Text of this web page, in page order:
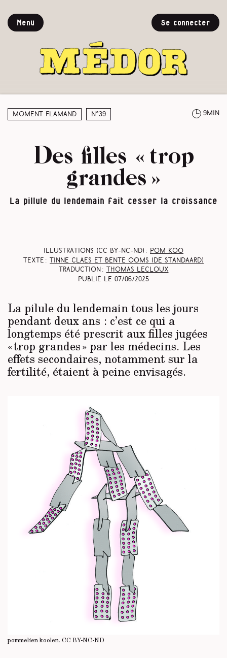
Menu Se connecter
Moment Flamand N°39 9min
Des filles « trop
grandes »
La pillule du lendemain fait cesser la croissance
Illustrations (CC BY-NC-ND) : Pom Koo
Texte :
Tinne Claes et Bente Ooms (De Standaard)
Traduction :
Thomas Lecloux
Publié le 07/06/2025
La pilule du lendemain tous les jours
pendant deux ans : c’est ce qui a
longtemps été prescrit aux filles jugées
« trop grandes » par les médecins. Les
effets secondaires, notamment sur la
fertilité, étaient à peine envisagés.
pommelien koolen. CC BY-NC-ND